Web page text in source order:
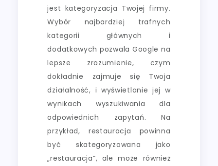
jest kategoryzacja Twojej firmy.
Wybór najbardziej trafnych
kategorii głównych i
dodatkowych pozwala Google na
lepsze zrozumienie, czym
dokładnie zajmuje się Twoja
działalność, i wyświetlanie jej w
wynikach wyszukiwania dla
odpowiednich zapytań. Na
przykład, restauracja powinna
być skategoryzowana jako
„restauracja”, ale może również